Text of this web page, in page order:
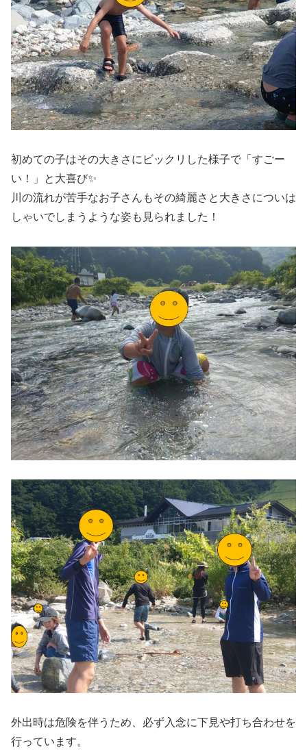
初めての子はその大きさにビックリした様子で「すごー
い！」と大喜び✨
川の流れが苦手なお子さんもその綺麗さと大きさについは
しゃいでしまうような姿も見られました！
外出時は危険を伴うため、必ず入念に下見や打ち合わせを
行っています。